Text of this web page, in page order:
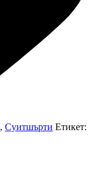
, Суитшърти Етикет: